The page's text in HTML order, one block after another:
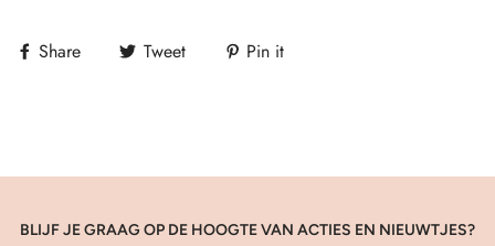
Share Tweet Pin it
BLIJF JE GRAAG OP DE HOOGTE VAN ACTIES EN NIEUWTJES?